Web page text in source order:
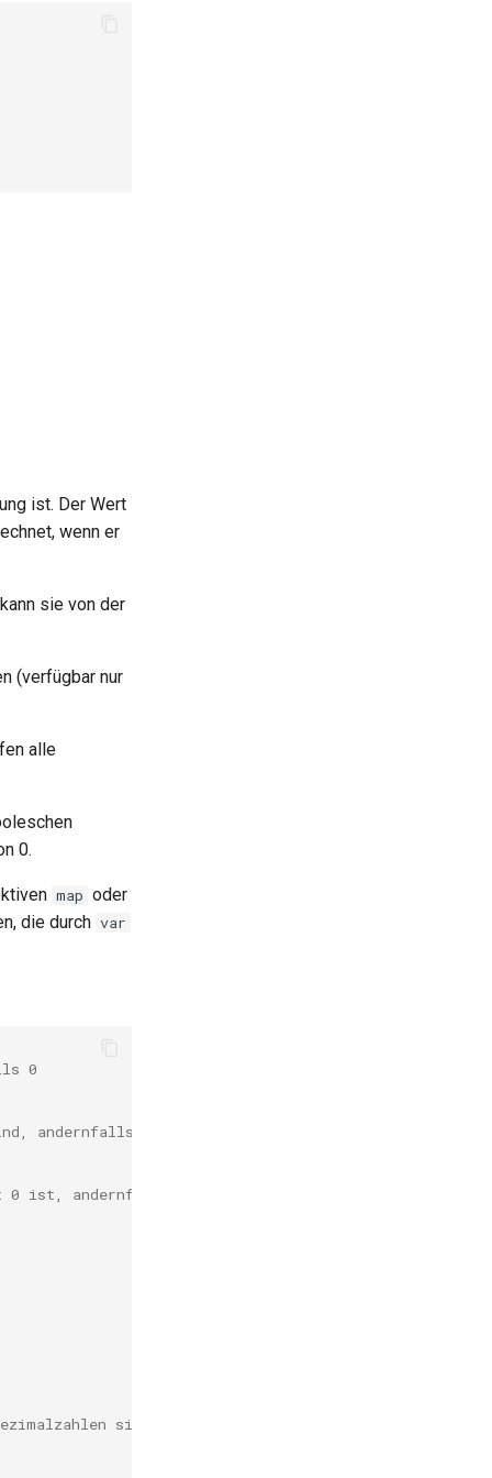
ist. Der Wert
wenn er
sie von der
(verfügbar nur
alle
0.
map oder
die durch var
0
andernfalls 0
0 ist, andernfalls 0
sind erlaubt. Negative Zahlen und Brüche